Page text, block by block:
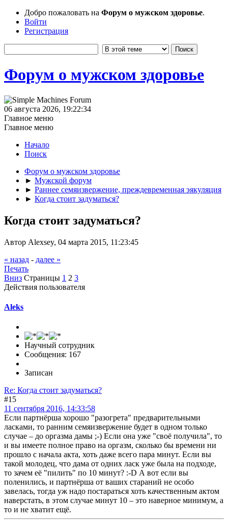
Добро пожаловать на Форум о мужском здоровье.
Войти
Регистрация
Форум о мужском здоровье
06 августа 2026, 19:22:34
Главное меню
Главное меню
Начало
Поиск
Форум о мужском здоровье
► Мужской форум
► Раннее семяизвержение, преждевременная эякуляция
► Когда стоит задуматься?
Когда стоит задуматься?
Автор Alexsey, 04 марта 2015, 11:23:45
« назад - далее »
Печать
Вниз Страницы 1 2 3
Действия пользователя
Aleks
Научный сотрудник
Сообщения: 167
Записан
Re: Когда стоит задуматься?
#15
11 сентября 2016, 14:33:58
Если партнёрша хорошо "разогрета" предварительными
ласками, то ранним семяизвержение будет в одном только
случае – до оргазма дамы ;-) Если она уже "своё получила", то
и вы имеете полное право на оргазм, сколько бы времени ни
прошло с начала акта, хоть даже всего пара минут. Если вы
такой молодец, что дама от одних ласк уже была на подходе,
то зачем её "пилить" по 10 минут? :-D А вот если вы
поленились, и партнёрша от ваших стараний не особо
завелась, тогда уж надо постараться хоть качественным актом
наверстать, в этом случае минут 10 – это наверное минимум, а
то и не хватит ещё.